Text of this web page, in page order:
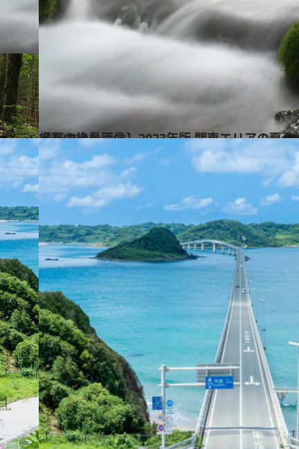
2023.8.5
【夏の絶景画像】2023年版 関東エリアの夏の絶景＆風物詩の画像（70点）
旅＆お出かけ